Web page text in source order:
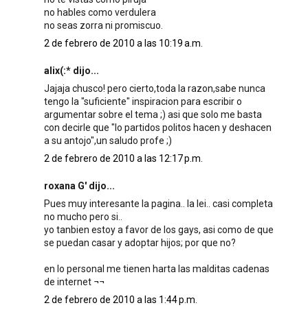
no hables como verdulera
no seas zorra ni promiscuo.
2 de febrero de 2010 a las 10:19 a.m.
alix(:* dijo...
Jajaja chusco! pero cierto,toda la razon,sabe nunca
tengo la "suficiente" inspiracion para escribir o
argumentar sobre el tema ;) asi que solo me basta
con decirle que "lo partidos politos hacen y deshacen
a su antojo",un saludo profe ;)
2 de febrero de 2010 a las 12:17 p.m.
roxana G' dijo...
Pues muy interesante la pagina.. la lei.. casi completa
no mucho pero si..
yo tanbien estoy a favor de los gays, asi como de que
se puedan casar y adoptar hijos; por que no?
en lo personal me tienen harta las malditas cadenas
de internet ¬¬
2 de febrero de 2010 a las 1:44 p.m.